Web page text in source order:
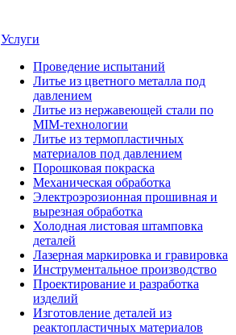
Услуги
Проведение испытаний
Литье из цветного металла под
давлением
Литье из нержавеющей стали по
MIM-технологии
Литье из термопластичных
материалов под давлением
Порошковая покраска
Механическая обработка
Электроэрозионная прошивная и
вырезная обработка
Холодная листовая штамповка
деталей
Лазерная маркировка и гравировка
Инструментальное производство
Проектирование и разработка
изделий
Изготовление деталей из
реактопластичных материалов